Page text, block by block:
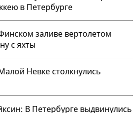
в Петербурге
заливе вертолетом
с яхты
Невке столкнулись
В Петербурге выдвинулись